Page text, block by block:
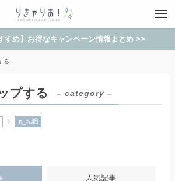
すめ】お得なキャンペーン情報まとめ >>
る
プする – category –
n_転職
人気記事